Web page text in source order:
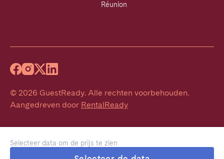
Selecteer data om de prijs te zien
Réunion
© 2026 GuestReady. Alle rechten voorbehouden.
Aangedreven door RentalReady